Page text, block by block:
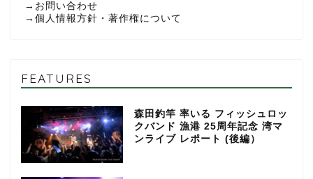
→ お問い合わせ
→ 個人情報方針・著作権について
FEATURES
森田釣竿 率いる フィッシュロッ
クバンド 漁港 25周年記念 湾マ
ンライブ レポート (後編）